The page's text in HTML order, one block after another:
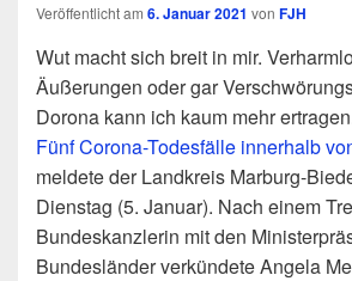
Veröffentlicht am 6. Januar 2021 von FJH
Wut macht sich breit in mir.
Äußerungen oder gar
Dorona kann ich kaum mehr
Fünf Corona-Todesfälle innerhalb
meldete der Landkreis Marburg-
Dienstag (5. Januar). Nach einem
Bundeskanzlerin mit den
Bundesländer verkündete Angela